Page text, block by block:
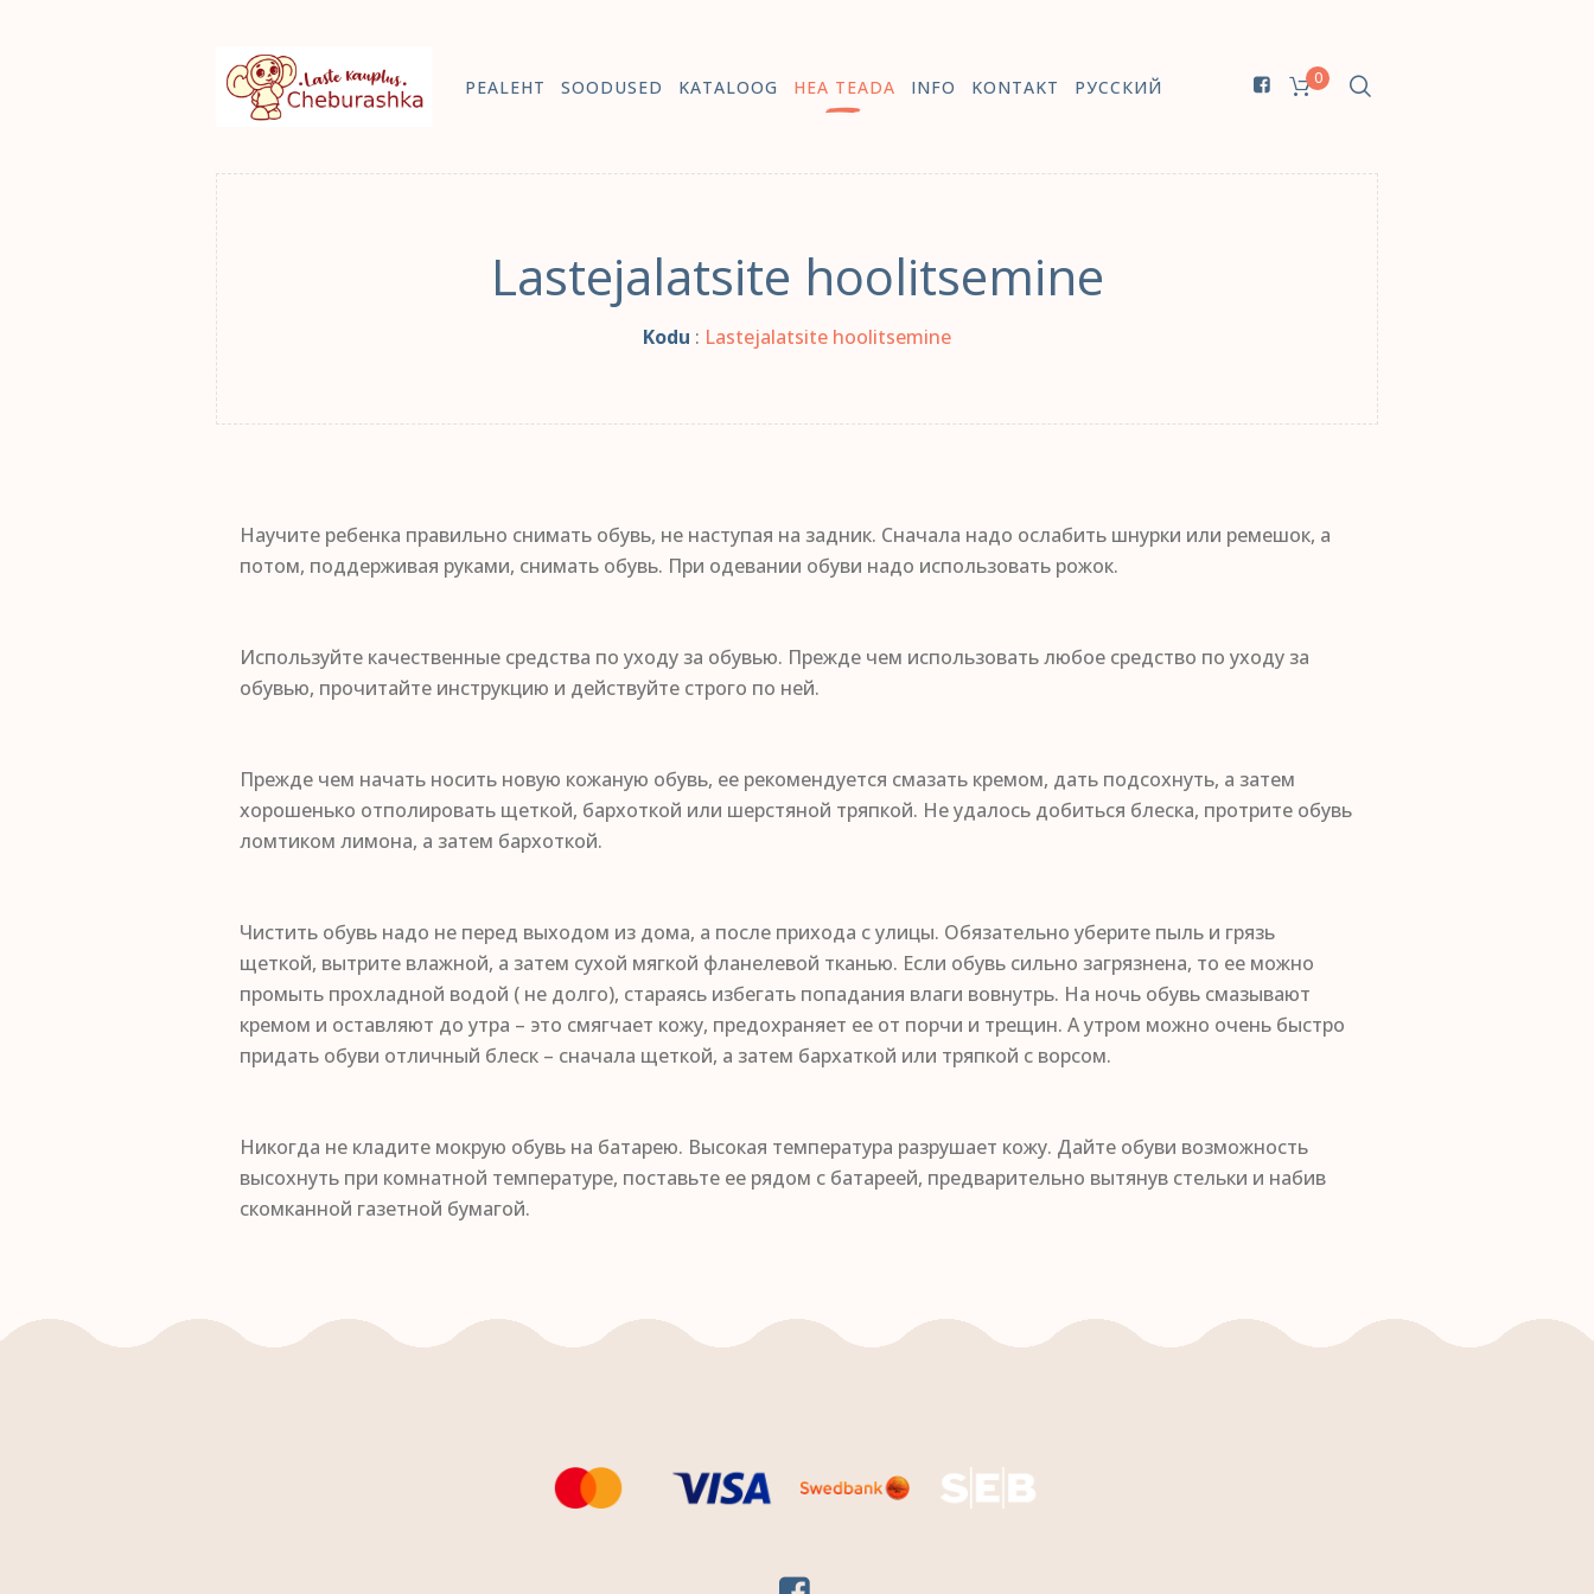
0
PEALEHT SOODUSED KATALOOG HEA TEADA INFO KONTAKT РУССКИЙ
Lastejalatsite hoolitsemine
Kodu : Lastejalatsite hoolitsemine
Научите ребенка правильно снимать обувь, не наступая на задник. Сначала надо ослабить шнурки или ремешок, а
потом, поддерживая руками, снимать обувь. При одевании обуви надо использовать рожок.
Используйте качественные средства по уходу за обувью. Прежде чем использовать любое средство по уходу за
обувью, прочитайте инструкцию и действуйте строго по ней.
Прежде чем начать носить новую кожаную обувь, ее рекомендуется смазать кремом, дать подсохнуть, а затем
хорошенько отполировать щеткой, бархоткой или шерстяной тряпкой. Не удалось добиться блеска, протрите обувь
ломтиком лимона, а затем бархоткой.
Чистить обувь надо не перед выходом из дома, а после прихода с улицы. Обязательно уберите пыль и грязь
щеткой, вытрите влажной, а затем сухой мягкой фланелевой тканью. Если обувь сильно загрязнена, то ее можно
промыть прохладной водой ( не долго), стараясь избегать попадания влаги вовнутрь. На ночь обувь смазывают
кремом и оставляют до утра – это смягчает кожу, предохраняет ее от порчи и трещин. А утром можно очень быстро
придать обуви отличный блеск – сначала щеткой, а затем бархаткой или тряпкой с ворсом.
Никогда не кладите мокрую обувь на батарею. Высокая температура разрушает кожу. Дайте обуви возможность
высохнуть при комнатной температуре, поставьте ее рядом с батареей, предварительно вытянув стельки и набив
скомканной газетной бумагой.